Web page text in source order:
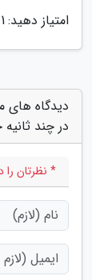
امتیاز دهید:1
دیدگاه های
در چند
* نظرتان را